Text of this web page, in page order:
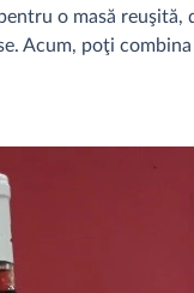
o masă reuşită,
Acum, poţi